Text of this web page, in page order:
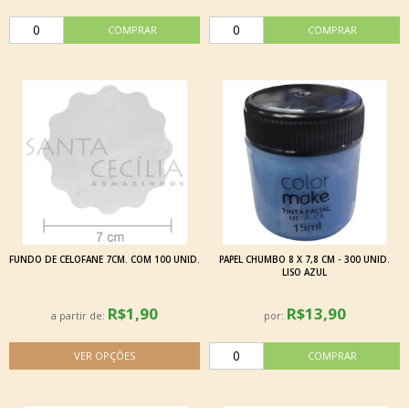
FUNDO DE CELOFANE 7CM. COM 100 UNID.
a partir de: R$1,90
PAPEL CHUMBO 8 X 7,8 CM - 300 UNID.
LISO AZUL
por: R$13,90